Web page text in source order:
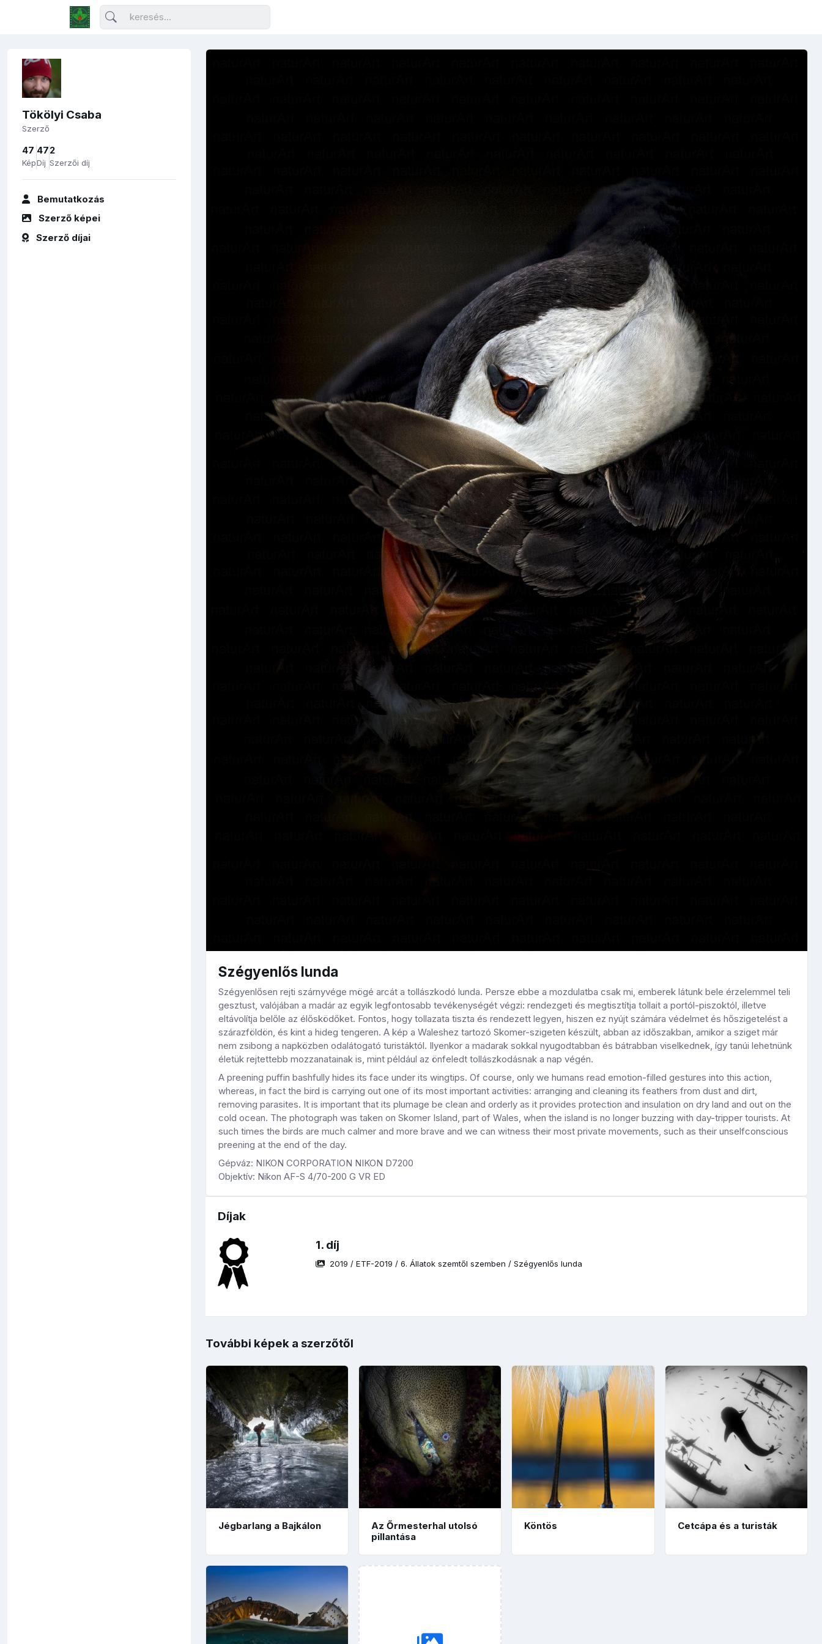
Tökölyi Csaba
Szerző
47
Kép
47
Díj
2
Szerzői díj
Bemutatkozás
Szerző képei
Szerző díjai
Szégyenlős lunda
Szégyenlősen rejti szárnyvége mögé arcát a tollászkodó lunda. Persze ebbe a mozdulatba csak mi, emberek látunk bele érzelemmel teli
gesztust, valójában a madár az egyik legfontosabb tevékenységét végzi: rendezgeti és megtisztítja tollait a portól-piszoktól, illetve
eltávolítja belőle az élősködőket. Fontos, hogy tollazata tiszta és rendezett legyen, hiszen ez nyújt számára védelmet és hőszigetelést a
szárazföldön, és kint a hideg tengeren. A kép a Waleshez tartozó Skomer-szigeten készült, abban az időszakban, amikor a sziget már
nem zsibong a napközben odalátogató turistáktól. Ilyenkor a madarak sokkal nyugodtabban és bátrabban viselkednek, így tanúi lehetnünk
életük rejtettebb mozzanatainak is, mint például az önfeledt tollászkodásnak a nap végén.
A preening puffin bashfully hides its face under its wingtips. Of course, only we humans read emotion-filled gestures into this action,
whereas, in fact the bird is carrying out one of its most important activities: arranging and cleaning its feathers from dust and dirt,
removing parasites. It is important that its plumage be clean and orderly as it provides protection and insulation on dry land and out on the
cold ocean. The photograph was taken on Skomer Island, part of Wales, when the island is no longer buzzing with day-tripper tourists. At
such times the birds are much calmer and more brave and we can witness their most private movements, such as their unselfconscious
preening at the end of the day.
Gépváz: NIKON CORPORATION NIKON D7200
Objektív: Nikon AF-S 4/70-200 G VR ED
Díjak
1. díj
2019 / ETF-2019 / 6. Állatok szemtől szemben / Szégyenlős lunda
További képek a szerzőtől
Jégbarlang a Bajkálon
Az Őrmesterhal utolsó
pillantása
Köntös Cetcápa és a turisták